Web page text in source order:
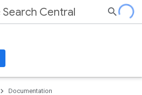
Search Central
Documentation